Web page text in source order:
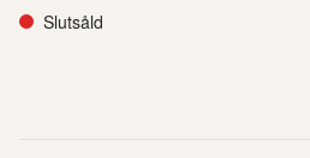
Slutsåld